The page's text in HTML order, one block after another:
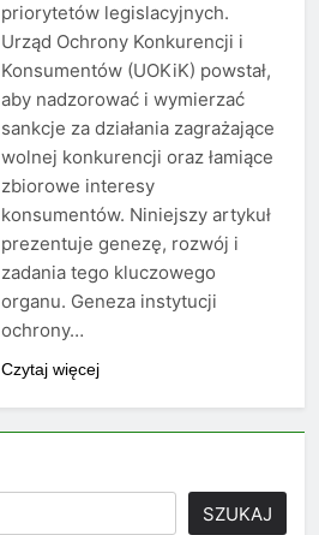
priorytetów legislacyjnych.
Urząd Ochrony Konkurencji i
Konsumentów (UOKiK) powstał,
aby nadzorować i wymierzać
sankcje za działania zagrażające
wolnej konkurencji oraz łamiące
zbiorowe interesy
konsumentów. Niniejszy artykuł
prezentuje genezę, rozwój i
zadania tego kluczowego
organu. Geneza instytucji
ochrony…
Czytaj więcej
SZUKAJ